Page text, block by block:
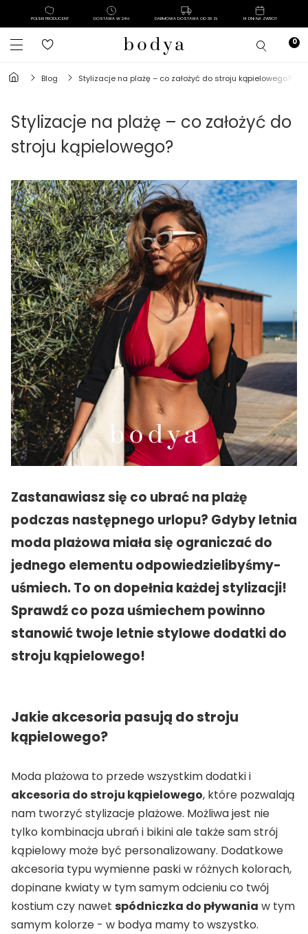
POLSKI PRODUCENT DOSTAWA W 24H DARMOWA DOSTAWA OD 39 ZŁ 14 DNI NA ZWROT
blog stylizacje na plażę – co założyć do stroju kąpielowego?
Stylizacje na plażę – co założyć do
stroju kąpielowego?
Zastanawiasz się co ubrać na plażę
podczas następnego urlopu? Gdyby letnia
moda plażowa miała się ograniczać do
jednego elementu odpowiedzielibyśmy-
uśmiech. To on dopełnia każdej stylizacji!
Sprawdź co poza uśmiechem powinno
stanowić twoje letnie stylowe dodatki do
stroju kąpielowego!
Jakie akcesoria pasują do stroju
kąpielowego?
Moda plażowa to przede wszystkim dodatki i
akcesoria do stroju kąpielowego, które pozwalają
nam tworzyć stylizacje plażowe. Możliwa jest nie
tylko kombinacja ubrań i bikini ale także sam strój
kąpielowy może być personalizowany. Dodatkowe
akcesoria typu wymienne paski w różnych kolorach,
dopinane kwiaty w tym samym odcieniu co twój
kostium czy nawet spódniczka do pływania w tym
samym kolorze - w bodya mamy to wszystko.